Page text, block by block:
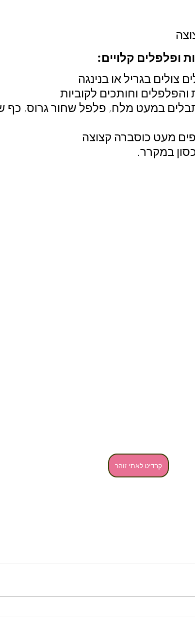
ופלפלים קלויים:
צולים בגריל או בנינגה
וחותכים לקוביות
מעט כוסברה קצוצה
במקרר.
קרדיט לאתי זוהר